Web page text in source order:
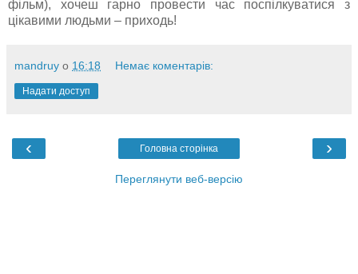
фільм), хочеш гарно провести час поспілкуватися з
цікавими людьми – приходь!
mandruy о 16:18 Немає коментарів:
Надати доступ
‹ ›
Головна сторінка
Переглянути веб-версію